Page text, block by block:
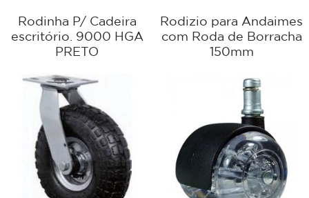
Rodinha P/ Cadeira
escritório. 9000 HGA
PRETO
Rodizio para Andaimes
com Roda de Borracha
150mm